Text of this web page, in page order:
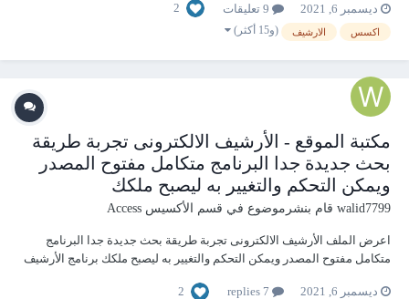
الأفاضل التكرم بالتجربة والاطلاع والتقييم والتحسين أن أمكن الاستاذة
الأفاضل البرنامج يشمل أعم...
ديسمبر 6, 2021 2
اكسس الارشيف (و15 أكثر)
مكتبة الموقع - الأرشيف الالكترونى تجربة طريقة
بحث جديدة جدا البرنامج متكامل مفتوح المصدر
ويمكن التحكم والتغيير به ليصبح ملكك
walid7799 قام بنشرموضوع في قسم الأكسيس Access
اعرض الملف الأرشيف الالكترونى تجربة طريقة بحث جديدة جدا البرنامج
متكامل مفتوح المصدر ويمكن التحكم والتغيير به ليصبح ملكك برنامج الأرشيف
الصحف عن أى شيىء وكل شيىء ويوجد بالبرنامج طريقة جديدة لعرض الم...
ديسمبر 6, 2021 2